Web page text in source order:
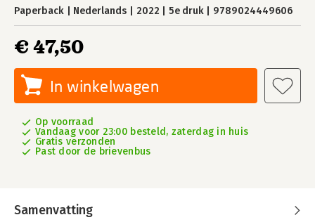
Paperback Nederlands 2022 5e druk 9789024449606
€ 47,50
In winkelwagen
Op voorraad
Vandaag voor 23:00 besteld, zaterdag in huis
Gratis verzonden
Past door de brievenbus
Samenvatting